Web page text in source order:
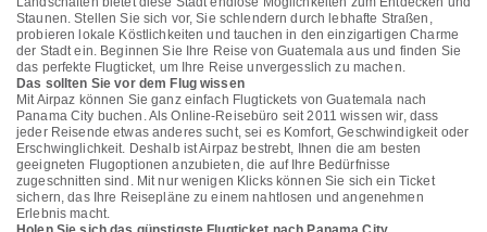
Staunen. Stellen Sie sich vor, Sie schlendern durch lebhafte Straßen,
probieren lokale Köstlichkeiten und tauchen in den einzigartigen Charme
der Stadt ein. Beginnen Sie Ihre Reise von Guatemala aus und finden Sie
das perfekte Flugticket, um Ihre Reise unvergesslich zu machen.
Das sollten Sie vor dem Flug wissen
Mit Airpaz können Sie ganz einfach Flugtickets von Guatemala nach
Panama City buchen. Als Online-Reisebüro seit 2011 wissen wir, dass
jeder Reisende etwas anderes sucht, sei es Komfort, Geschwindigkeit oder
Erschwinglichkeit. Deshalb ist Airpaz bestrebt, Ihnen die am besten
geeigneten Flugoptionen anzubieten, die auf Ihre Bedürfnisse
zugeschnitten sind. Mit nur wenigen Klicks können Sie sich ein Ticket
sichern, das Ihre Reisepläne zu einem nahtlosen und angenehmen
Erlebnis macht.